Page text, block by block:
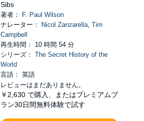
Sibs
著者：
F. Paul Wilson
ナレーター：
Nicol Zanzarella, Tim
Campbell
再生時間： 10 時間 54 分
シリーズ： The Secret History of the
World
言語： 英語
レビューはまだありません。
￥2,630 で購入、またはプレミアムプ
ラン30日間無料体験で試す